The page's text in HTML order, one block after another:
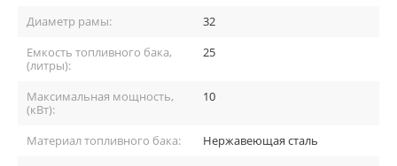
Диаметр рамы:
32
Емкость топливного бака,
(литры):
25
Максимальная мощность,
(кВт):
10
Материал топливного бака:
Нержавеющая сталь